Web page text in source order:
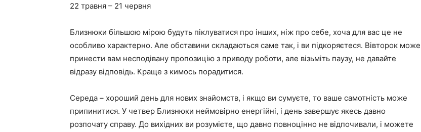
22 травня – 21 червня
Близнюки більшою мірою будуть піклуватися про інших, ніж про себе, хоча для вас це не
особливо характерно. Але обставини складаються саме так, і ви підкоряєтеся. Вівторок може
принести вам несподівану пропозицію з приводу роботи, але візьміть паузу, не давайте
відразу відповідь. Краще з кимось порадитися.
Середа – хороший день для нових знайомств, і якщо ви сумуєте, то ваше самотність може
припинитися. У четвер Близнюки неймовірно енергійні, і день завершує якесь давно
розпочату справу. До вихідних ви розумієте, що давно повноцінно не відпочивали, і можете